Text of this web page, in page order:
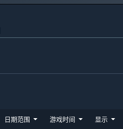
日期范围 游戏时间 显示